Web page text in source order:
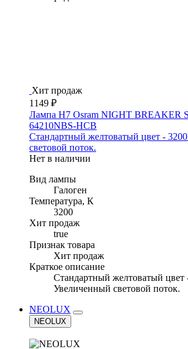
Хит продаж
1149 ₽
Лампа H7 Osram NIGHT BREAKER
64210NBS-HCB
Стандартный желтоватый цвет -
световой поток.
Нет в наличии
Вид лампы
Галоген
Температура, К
3200
Хит продаж
true
Признак товара
Хит продаж
Краткое описание
Стандартный желтоватый цвет
Увеличенный световой поток.
NEOLUX
NEOLUX